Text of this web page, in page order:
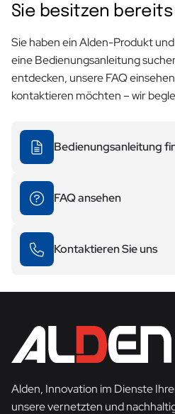
Sie besitzen
Sie haben ein Alden-Produkt
eine Bedienungsanleitung
entdecken, unsere FAQ
kontaktieren möchten – wir
Bedienungsanleitung
FAQ ansehen
Kontaktieren Sie uns
Alden, Innovation im Dienste
unsere vernetzten und